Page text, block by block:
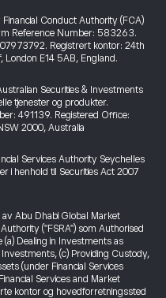
Conduct Authority (FCA)
Reference Number: 583263.
Registrert kontor: 24th
London E14 5AB, England.
Securities & Investments
tjenester og produkter.
491139. Registered Office:
2000, Australia
Services Authority Seychelles
i henhold til Securities Act 2007
av Abu Dhabi Global Market
("FSRA") som Authorised
Dealing in Investments as
(c) Providing Custody,
(under Financial Services
Services and Market
kontor og hovedforretningssted